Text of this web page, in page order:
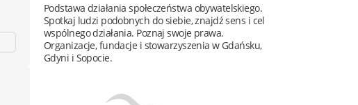
Podstawa działania społeczeństwa obywatelskiego.
Spotkaj ludzi podobnych do siebie, znajdź sens i cel
wspólnego działania. Poznaj swoje prawa.
Organizacje, fundacje i stowarzyszenia w Gdańsku,
Gdyni i Sopocie.